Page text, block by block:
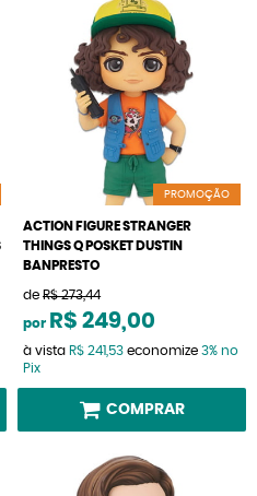
PROMOÇÃO
ACTION FIGURE STRANGER
THINGS Q POSKET DUSTIN
BANPRESTO
de R$ 273,44
por R$ 249,00
à vista R$ 241,53 economize 3% no
Pix
COMPRAR